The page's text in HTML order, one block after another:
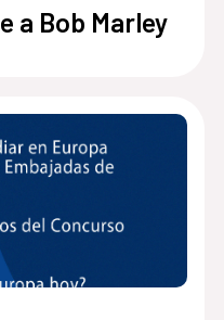
a Bob Marley